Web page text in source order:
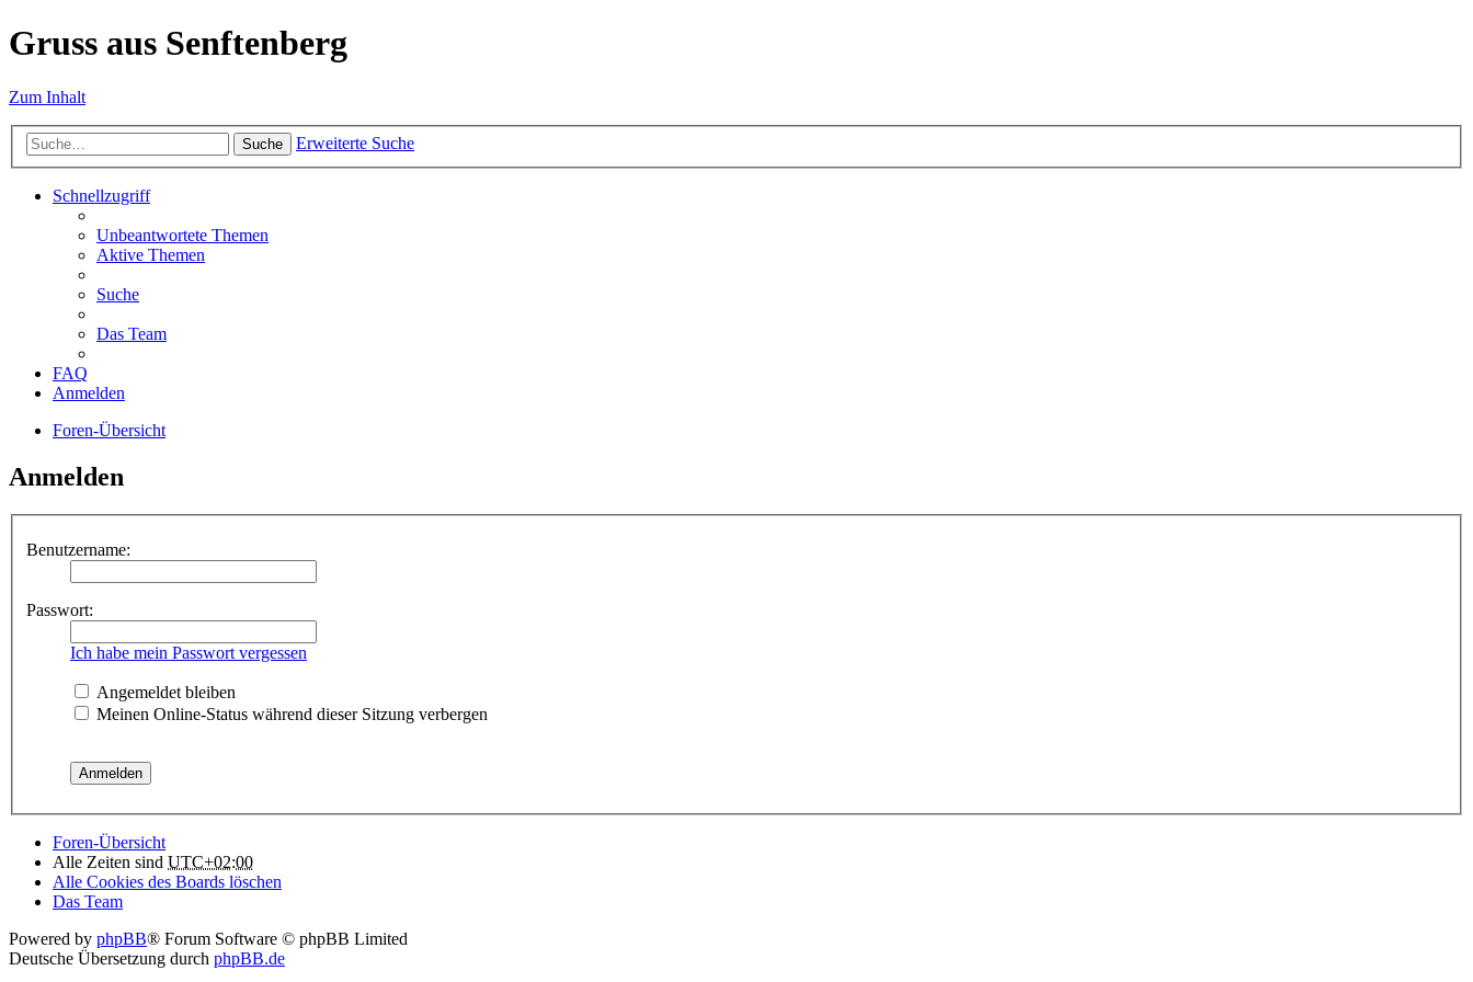
Gruss aus Senftenberg
Zum Inhalt
Suche Erweiterte Suche
Schnellzugriff
Unbeantwortete Themen
Aktive Themen
Suche
Das Team
FAQ
Anmelden
Foren-Übersicht
Anmelden
Benutzername:
Passwort:
Ich habe mein Passwort vergessen
Angemeldet bleiben
Meinen Online-Status während dieser Sitzung verbergen
Foren-Übersicht
Alle Zeiten sind UTC+02:00
Alle Cookies des Boards löschen
Das Team
Powered by phpBB® Forum Software © phpBB Limited
Deutsche Übersetzung durch phpBB.de